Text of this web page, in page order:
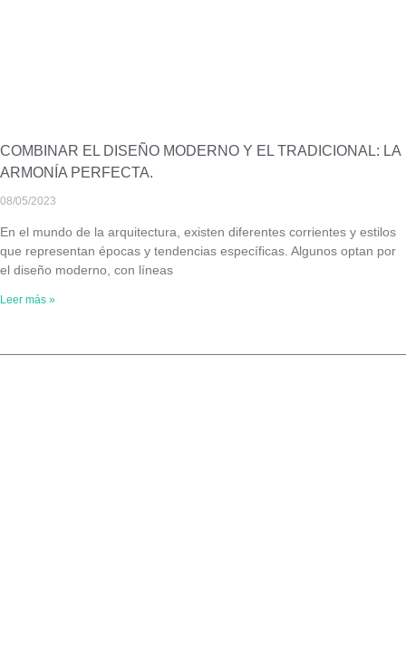
COMBINAR EL DISEÑO MODERNO Y EL TRADICIONAL: LA
ARMONÍA PERFECTA.
08/05/2023
En el mundo de la arquitectura, existen diferentes corrientes y estilos
que representan épocas y tendencias específicas. Algunos optan por
el diseño moderno, con líneas
Leer más »